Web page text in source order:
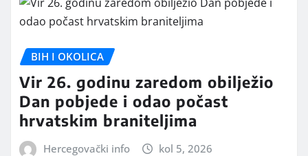
BIH I OKOLICA
Vir 26. godinu zaredom obilježio
Dan pobjede i odao počast
hrvatskim braniteljima
Hercegovački info kol 5, 2026